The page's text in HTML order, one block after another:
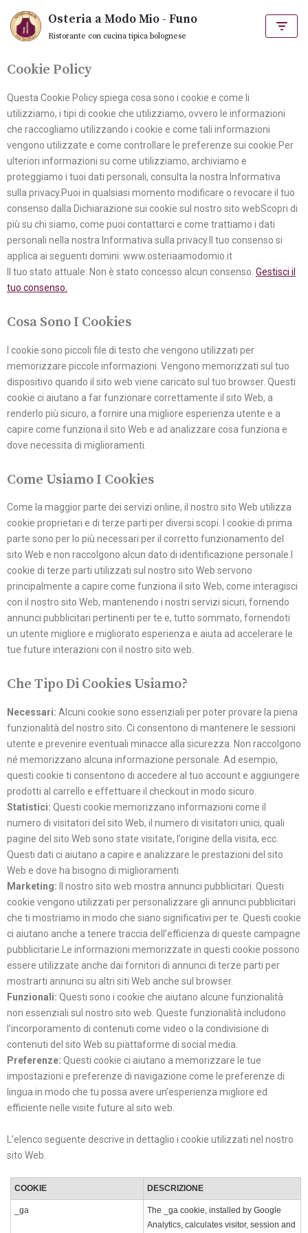
Vai
al
Osteria a Modo Mio - Funo
Ristorante con cucina tipica bolognese
Cookie Policy
Questa Cookie Policy spiega cosa sono i cookie e come li
utilizziamo, i tipi di cookie che utilizziamo, ovvero le informazioni
che raccogliamo utilizzando i cookie e come tali informazioni
vengono utilizzate e come controllare le preferenze sui cookie.Per
ulteriori informazioni su come utilizziamo, archiviamo e
proteggiamo i tuoi dati personali, consulta la nostra Informativa
sulla privacy.Puoi in qualsiasi momento modificare o revocare il tuo
consenso dalla Dichiarazione sui cookie sul nostro sito webScopri di
più su chi siamo, come puoi contattarci e come trattiamo i dati
personali nella nostra Informativa sulla privacy.Il tuo consenso si
applica ai seguenti domini: www.osteriaamodomio.it
Il tuo stato attuale: Non è stato concesso alcun consenso. Gestisci il
tuo consenso.
Cosa Sono I Cookies
I cookie sono piccoli file di testo che vengono utilizzati per
memorizzare piccole informazioni. Vengono memorizzati sul tuo
dispositivo quando il sito web viene caricato sul tuo browser. Questi
cookie ci aiutano a far funzionare correttamente il sito Web, a
renderlo più sicuro, a fornire una migliore esperienza utente e a
capire come funziona il sito Web e ad analizzare cosa funziona e
dove necessita di miglioramenti.
Come Usiamo I Cookies
Come la maggior parte dei servizi online, il nostro sito Web utilizza
cookie proprietari e di terze parti per diversi scopi. I cookie di prima
parte sono per lo più necessari per il corretto funzionamento del
sito Web e non raccolgono alcun dato di identificazione personale.I
cookie di terze parti utilizzati sul nostro sito Web servono
principalmente a capire come funziona il sito Web, come interagisci
con il nostro sito Web, mantenendo i nostri servizi sicuri, fornendo
annunci pubblicitari pertinenti per te e, tutto sommato, fornendoti
un utente migliore e migliorato esperienza e aiuta ad accelerare le
tue future interazioni con il nostro sito web.
Che Tipo Di Cookies Usiamo?
Necessari: Alcuni cookie sono essenziali per poter provare la piena
funzionalità del nostro sito. Ci consentono di mantenere le sessioni
utente e prevenire eventuali minacce alla sicurezza. Non raccolgono
né memorizzano alcuna informazione personale. Ad esempio,
questi cookie ti consentono di accedere al tuo account e aggiungere
prodotti al carrello e effettuare il checkout in modo sicuro.
Statistici: Questi cookie memorizzano informazioni come il
numero di visitatori del sito Web, il numero di visitatori unici, quali
pagine del sito Web sono state visitate, l’origine della visita, ecc.
Questi dati ci aiutano a capire e analizzare le prestazioni del sito
Web e dove ha bisogno di miglioramenti.
Marketing: Il nostro sito web mostra annunci pubblicitari. Questi
cookie vengono utilizzati per personalizzare gli annunci pubblicitari
che ti mostriamo in modo che siano significativi per te. Questi cookie
ci aiutano anche a tenere traccia dell’efficienza di queste campagne
pubblicitarie.Le informazioni memorizzate in questi cookie possono
essere utilizzate anche dai fornitori di annunci di terze parti per
mostrarti annunci su altri siti Web anche sul browser.
Funzionali: Questi sono i cookie che aiutano alcune funzionalità
non essenziali sul nostro sito web. Queste funzionalità includono
l’incorporamento di contenuti come video o la condivisione di
contenuti del sito Web su piattaforme di social media.
Preferenze: Questi cookie ci aiutano a memorizzare le tue
impostazioni e preferenze di navigazione come le preferenze di
lingua in modo che tu possa avere un’esperienza migliore ed
efficiente nelle visite future al sito web.
L’elenco seguente descrive in dettaglio i cookie utilizzati nel nostro
sito Web.
COOKIE DESCRIZIONE
_ga
The _ga cookie, installed by Google
Analytics, calculates visitor, session and